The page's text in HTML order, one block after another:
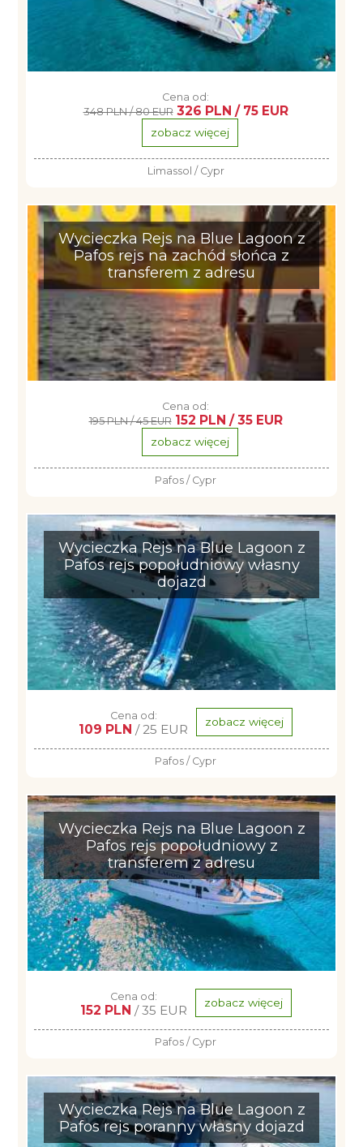
Cena od:
348 PLN / 80 EUR 326 PLN / 75 EUR
zobacz więcej
Limassol / Cypr
Wycieczka Rejs na Blue Lagoon z
Pafos rejs na zachód słońca z
transferem z adresu
Cena od:
195 PLN / 45 EUR 152 PLN / 35 EUR
zobacz więcej
Pafos / Cypr
Wycieczka Rejs na Blue Lagoon z
Pafos rejs popołudniowy własny
dojazd
Cena od:
109 PLN / 25 EUR zobacz więcej
Pafos / Cypr
Wycieczka Rejs na Blue Lagoon z
Pafos rejs popołudniowy z
transferem z adresu
Cena od:
152 PLN / 35 EUR zobacz więcej
Pafos / Cypr
Wycieczka Rejs na Blue Lagoon z
Pafos rejs poranny własny dojazd